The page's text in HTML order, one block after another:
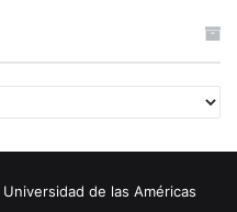
de las Américas